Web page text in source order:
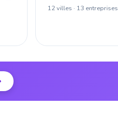
12 villes · 13 entreprises